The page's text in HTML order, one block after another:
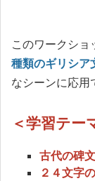
このワークショ
種類のギリシア
なシーンに応用
＜学習テー
古代の碑
２４文字